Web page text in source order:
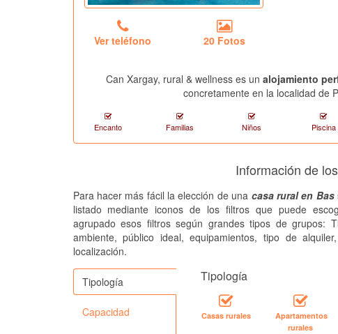
Ver teléfono 20 Fotos
Can Xargay, rural & wellness es un alojamiento
concretamente en la localidad de
Encanto Familias Niños Piscina
Información de
Para hacer más fácil la elección de una casa rural en Bas
listado mediante iconos de los filtros que puede
agrupado esos filtros según grandes tipos de grupos:
ambiente, público ideal, equipamientos, tipo de
localización.
Tipología
Capacidad
Tipología
Casas rurales
Apartamentos
rurales